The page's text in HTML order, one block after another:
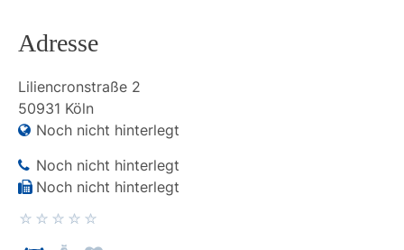
Adresse
Liliencronstraße 2
50931 Köln
Noch nicht hinterlegt
Noch nicht hinterlegt
Noch nicht hinterlegt